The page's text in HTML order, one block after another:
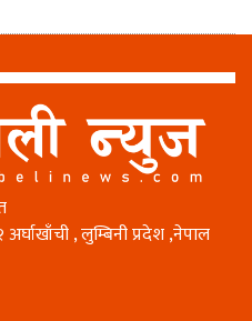
, लुम्बिनी प्रदेश ,नेपाल